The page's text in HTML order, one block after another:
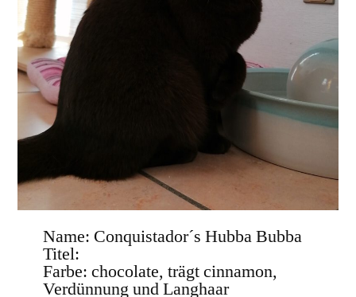
Name: Conquistador´s Hubba Bubba
Titel:
Farbe: chocolate, trägt cinnamon,
Verdünnung und Langhaar